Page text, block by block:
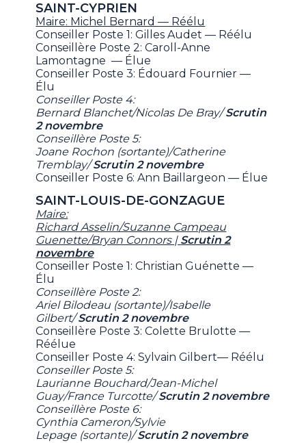
SAINT-CYPRIEN
Maire: Michel Bernard — Réélu
Conseiller Poste 1: Gilles Audet — Réélu
Conseillère Poste 2: Caroll-Anne
Lamontagne — Élue
Conseiller Poste 3: Édouard Fournier —
Élu
Conseiller Poste 4:
Bernard Blanchet/Nicolas De Bray/Scrutin
2 novembre
Conseillère Poste 5:
Joane Rochon (sortante)/Catherine
Tremblay/Scrutin 2 novembre
Conseiller Poste 6: Ann Baillargeon — Élue
SAINT-LOUIS-DE-GONZAGUE
Maire:
Richard Asselin/Suzanne Campeau
Guenette/Bryan Connors | Scrutin 2
novembre
Conseiller Poste 1: Christian Guénette —
Élu
Conseillère Poste 2:
Ariel Bilodeau (sortante)/Isabelle
Gilbert/Scrutin 2 novembre
Conseillère Poste 3: Colette Brulotte —
Réélue
Conseiller Poste 4: Sylvain Gilbert— Réélu
Conseiller Poste 5:
Laurianne Bouchard/Jean-Michel
Guay/France Turcotte/Scrutin 2 novembre
Conseillère Poste 6:
Cynthia Cameron/Sylvie
Lepage (sortante)/Scrutin 2 novembre